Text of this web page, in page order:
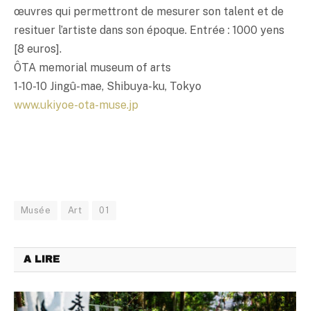
œuvres qui permettront de mesurer son talent et de
resituer l’artiste dans son époque. Entrée : 1000 yens
[8 euros].
ÔTA memorial museum of arts
1-10-10 Jingû-mae, Shibuya-ku, Tokyo
www.ukiyoe-ota-muse.jp
Musée Art 01
A LIRE